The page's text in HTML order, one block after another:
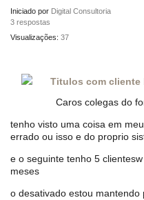
Iniciado por Digital Consultoria
3 respostas
Visualizações: 37
Titulos com cliente
Caros colegas do
tenho visto uma coisa em
errado ou isso e do proprio
e o seguinte tenho 5
meses
o desativado estou mantendo